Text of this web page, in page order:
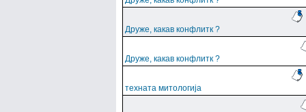
Друже, какав конфлитк ?
Друже, какав конфлитк ?
техната митологија